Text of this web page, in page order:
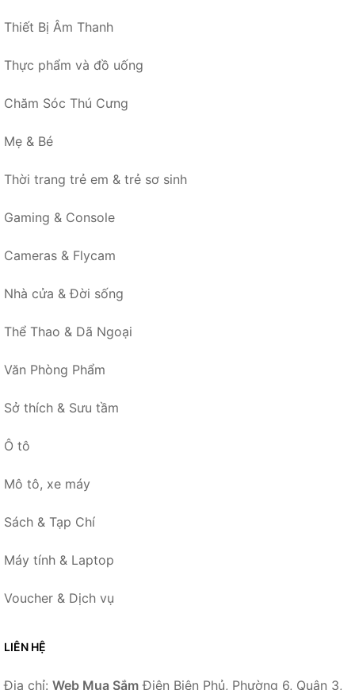
Thiết Bị Âm Thanh
Thực phẩm và đồ uống
Chăm Sóc Thú Cưng
Mẹ & Bé
Thời trang trẻ em & trẻ sơ sinh
Gaming & Console
Cameras & Flycam
Nhà cửa & Đời sống
Thể Thao & Dã Ngoại
Văn Phòng Phẩm
Sở thích & Sưu tầm
Ô tô
Mô tô, xe máy
Sách & Tạp Chí
Máy tính & Laptop
Voucher & Dịch vụ
LIÊN HỆ
Địa chỉ: Web Mua Sắm Điện Biên Phủ, Phường 6, Quận 3,